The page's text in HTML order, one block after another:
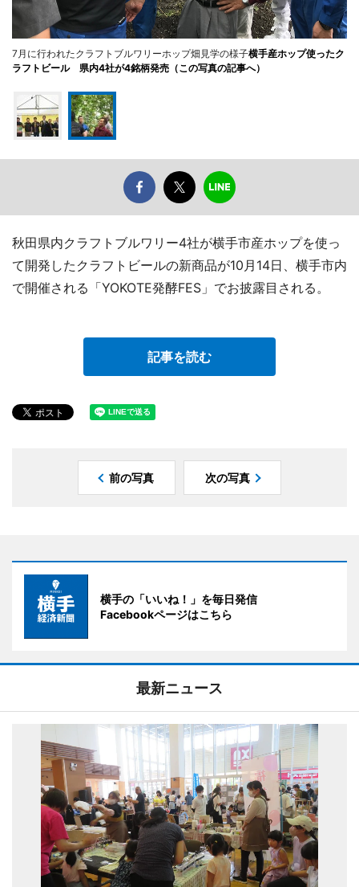
7月に行われたクラフトブルワリーホップ畑見学の様子横手産ホップ使ったク
ラフトビール 県内4社が4銘柄発売（この写真の記事へ）
秋田県内クラフトブルワリー4社が横手市産ホップを使っ
て開発したクラフトビールの新商品が10月14日、横手市内
で開催される「YOKOTE発酵FES」でお披露目される。
記事を読む
前の写真 次の写真
横手の「いいね！」を毎日発信
Facebookページはこちら
最新ニュース